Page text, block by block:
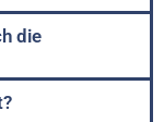
die